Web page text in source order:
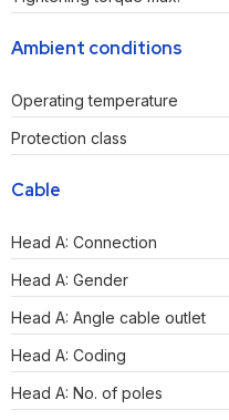
Ambient conditions
Operating temperature
Protection class
Cable
Head A: Connection
Head A: Gender
Head A: Angle cable outlet
Head A: Coding
Head A: No. of poles